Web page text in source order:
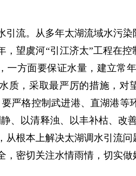
流。从多年太湖流域水污染
，望虞河“引江济太”工程在
一方面要保证水量，建立常
质，采取最严厉的措施，
严格控制武进港、直湖港
、以清释浊、以丰补枯、改
从根本上解决太湖调水引流
，密切关注水情雨情，切实